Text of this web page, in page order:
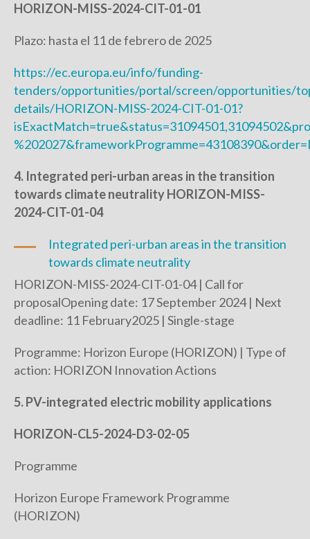
HORIZON-MISS-2024-CIT-01-01
Plazo: hasta el 11 de febrero de 2025
https://ec.europa.eu/info/funding-
tenders/opportunities/portal/screen/opportunities/
details/HORIZON-MISS-2024-CIT-01-01?
4. Integrated peri-urban areas in the transition
towards climate neutrality HORIZON-MISS-
2024-CIT-01-04
Integrated peri-urban areas in the transition
towards climate neutrality
HORIZON-MISS-2024-CIT-01-04 | Call for
proposalOpening date: 17 September 2024 | Next
deadline: 11 February2025 | Single-stage
Programme: Horizon Europe (HORIZON) | Type of
action: HORIZON Innovation Actions
5. PV-integrated electric mobility applications
HORIZON-CL5-2024-D3-02-05
Programme
Horizon Europe Framework Programme
(HORIZON)